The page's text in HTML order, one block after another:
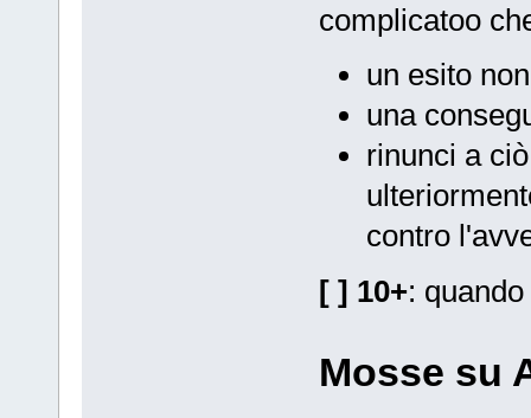
complicatoo
un esito
una
rinunci a
contro
[ ] 10+:
Mosse su